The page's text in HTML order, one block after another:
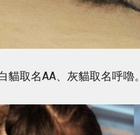
貓取名AA、灰貓取名呼嚕。